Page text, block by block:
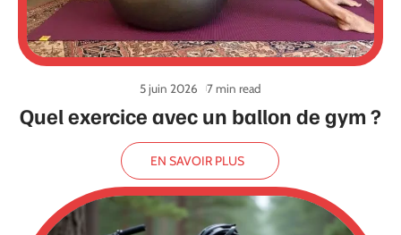
Quel exercice avec un ballon de gym ?
5 juin 2026 7 min read
EN SAVOIR PLUS